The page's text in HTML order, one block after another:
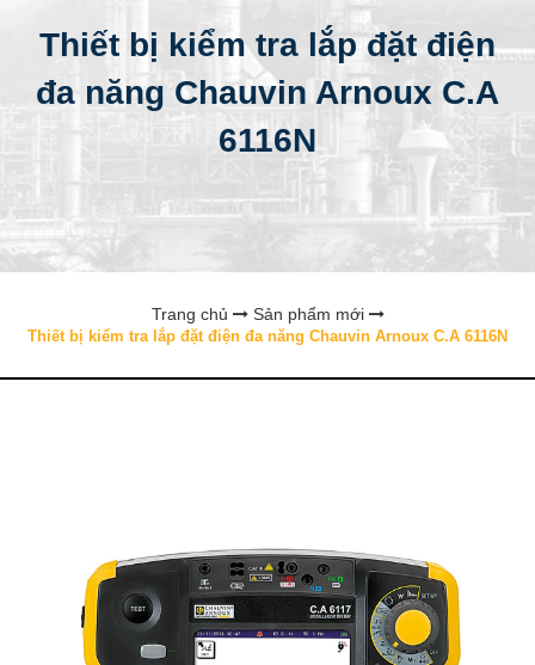
Thiết bị kiểm tra lắp đặt điện
đa năng Chauvin Arnoux C.A
6116N
Trang chủ Sản phẩm mới
Thiết bị kiểm tra lắp đặt điện đa năng Chauvin Arnoux C.A 6116N